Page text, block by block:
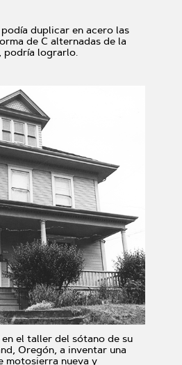
duplicar en acero las
de C alternadas de la
podría lograrlo.
el taller del sótano de su
Oregón, a inventar una
motosierra nueva y